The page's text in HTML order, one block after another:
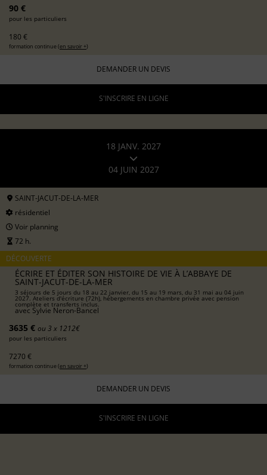
90 €
pour les particuliers
180 €
formation continue (en savoir +)
DEMANDER UN DEVIS
S'INSCRIRE EN LIGNE
18 JANV. 2027
04 JUIN 2027
SAINT-JACUT-DE-LA-MER
résidentiel
Voir planning
72 h.
DÉCOUVERTE
ÉCRIRE ET ÉDITER SON HISTOIRE DE VIE À L’ABBAYE DE
SAINT-JACUT-DE-LA-MER
3 séjours de 5 jours du 18 au 22 janvier, du 15 au 19 mars, du 31 mai au 04 juin
2027. Ateliers d'écriture (72h), hébergements en chambre privée avec pension
complète et transferts inclus.
avec Sylvie Neron-Bancel
3635 € ou 3 x 1212€
pour les particuliers
7270 €
formation continue (en savoir +)
DEMANDER UN DEVIS
S'INSCRIRE EN LIGNE